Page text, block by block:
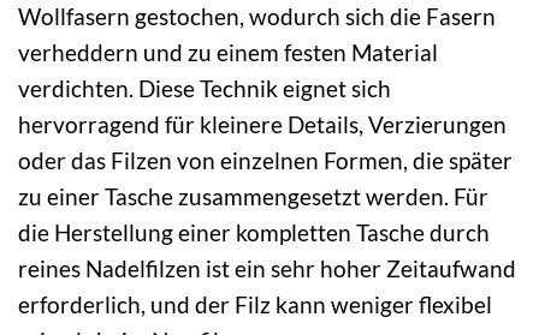
Wollfasern gestochen, wodurch sich die Fasern
verheddern und zu einem festen Material
verdichten. Diese Technik eignet sich
hervorragend für kleinere Details, Verzierungen
oder das Filzen von einzelnen Formen, die später
zu einer Tasche zusammengesetzt werden. Für
die Herstellung einer kompletten Tasche durch
reines Nadelfilzen ist ein sehr hoher Zeitaufwand
erforderlich, und der Filz kann weniger flexibel